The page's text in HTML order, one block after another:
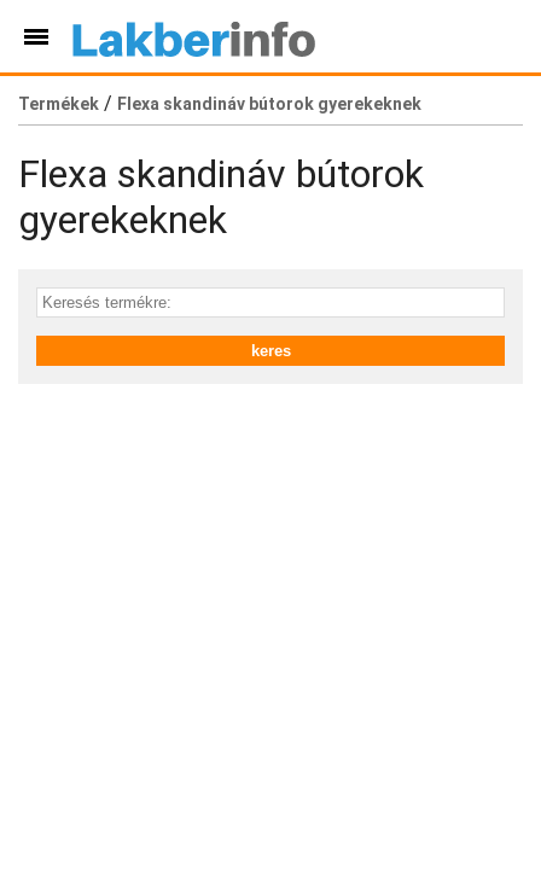
Termékek / Flexa skandináv bútorok gyerekeknek
Flexa skandináv bútorok
gyerekeknek